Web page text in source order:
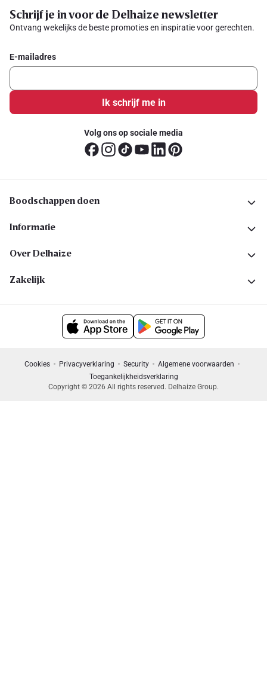
Schrijf je in voor de Delhaize newsletter
Ontvang wekelijks de beste promoties en inspiratie voor gerechten.
E-mailadres
Ik schrijf me in
Volg ons op sociale media
Boodschappen doen
Informatie
Over Delhaize
Zakelijk
Cookies Privacyverklaring Security
Algemene voorwaarden
Toegankelijkheidsverklaring
Copyright © 2026 All rights reserved. Delhaize Group.